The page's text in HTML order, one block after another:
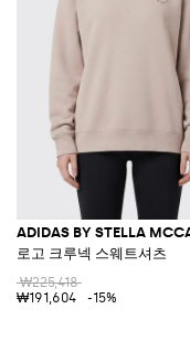
ADIDAS BY STELLA
로고 크루넥 스웨트셔츠
₩225,418
₩191,604
-15%